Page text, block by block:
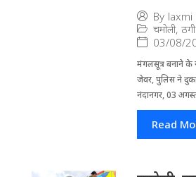
By
चमोली, ठगी
03/08/
मंगलसूत्र बनाने के
जेवर, पुलिस ने
नंदानगर, 03
Read